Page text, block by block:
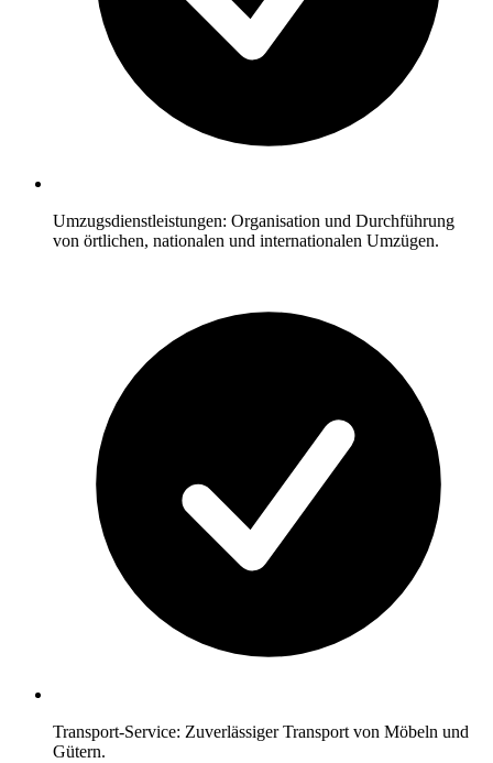
Umzugsdienstleistungen: Organisation und Durchführung
von örtlichen, nationalen und internationalen Umzügen.
Transport-Service: Zuverlässiger Transport von Möbeln und
Gütern.